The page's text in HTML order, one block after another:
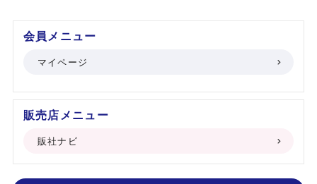
会員メニュー
マイページ
販売店メニュー
販社ナビ